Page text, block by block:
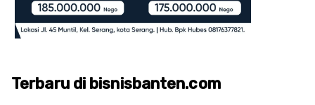
Terbaru di bisnisbanten.com